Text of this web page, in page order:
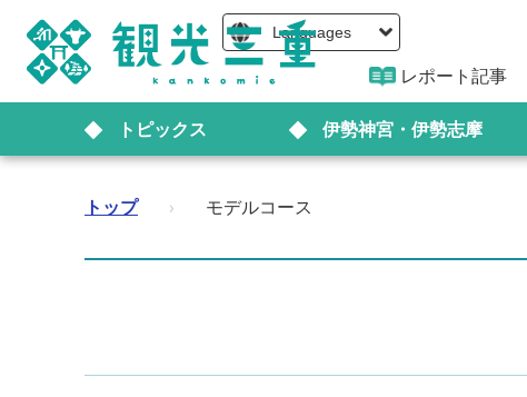
Languages
レポート記事
トピックス 伊勢神宮・伊勢志摩
トップ › モデルコース